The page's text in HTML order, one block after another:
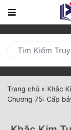
Trang
Mới
Cập
Nhật
(current)
Thể Loại
Trang chủ » Khắc
Chương 75: Cấp